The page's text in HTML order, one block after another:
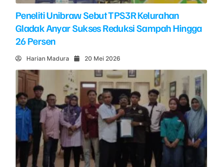
Peneliti Unibraw Sebut TPS3R Kelurahan
Gladak Anyar Sukses Reduksi Sampah Hingga
26 Persen
Harian Madura 20 Mei 2026